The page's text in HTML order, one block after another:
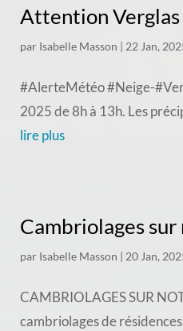
Attention Verglas
par Isabelle Masson | 22 Jan,
#AlerteMétéo #Neige-
2025 de 8h à 13h. Les
lire plus
Cambriolages
par Isabelle Masson | 20 Jan,
CAMBRIOLAGES SUR
cambriolages de